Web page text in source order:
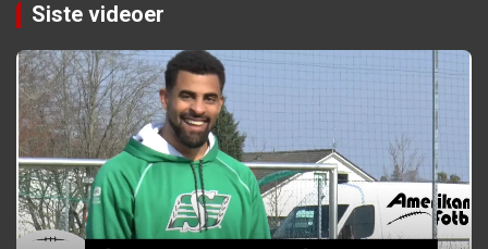
Siste videoer